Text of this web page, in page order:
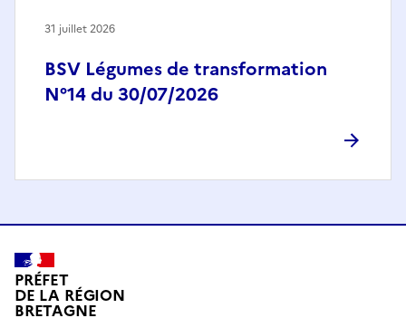
BSV Légumes de transformation
N°14 du 30/07/2026
31 juillet 2026
PRÉFET
DE LA RÉGION
BRETAGNE